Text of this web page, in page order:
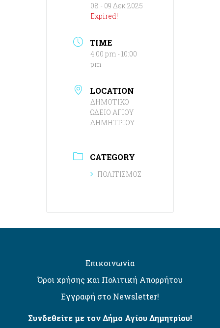
08 - 09 Δεκ 2025
Expired!
TIME
4:00 pm - 10:00
pm
LOCATION
ΔΗΜΟΤΙΚΟ
ΩΔΕΙΟ ΑΓΙΟΥ
ΔΗΜΗΤΡΙΟΥ
CATEGORY
ΠΟΛΙΤΙΣΜΟΣ
Επικοινωνία
Όροι χρήσης και Πολιτική Απορρήτου
Εγγραφή στο Newsletter!
Συνδεθείτε με τον Δήμο Αγίου Δημητρίου!